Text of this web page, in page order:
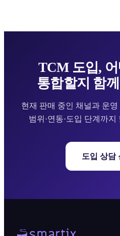
TCM 도입,
통합할지 함
현재 판매 중인 채널과 운
범위·연동·도입 단계까
도입 상담